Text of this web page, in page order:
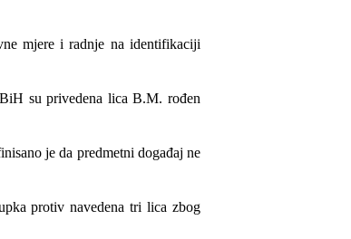
mjere i radnje na identifikaciji
su privedena lica B.M. rođen
je da predmetni događaj ne
protiv navedena tri lica zbog